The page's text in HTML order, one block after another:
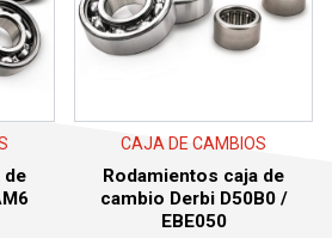
de
CAJA DE CAMBIOS
Rodamientos caja de
cambio Derbi D50B0 /
EBE050